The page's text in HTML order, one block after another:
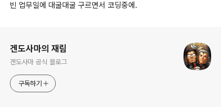
빈 업무일에 대굴대굴 구르면서 코딩중에.
겐도사마의 재림
겐도사마 공식 블로그
구독하기